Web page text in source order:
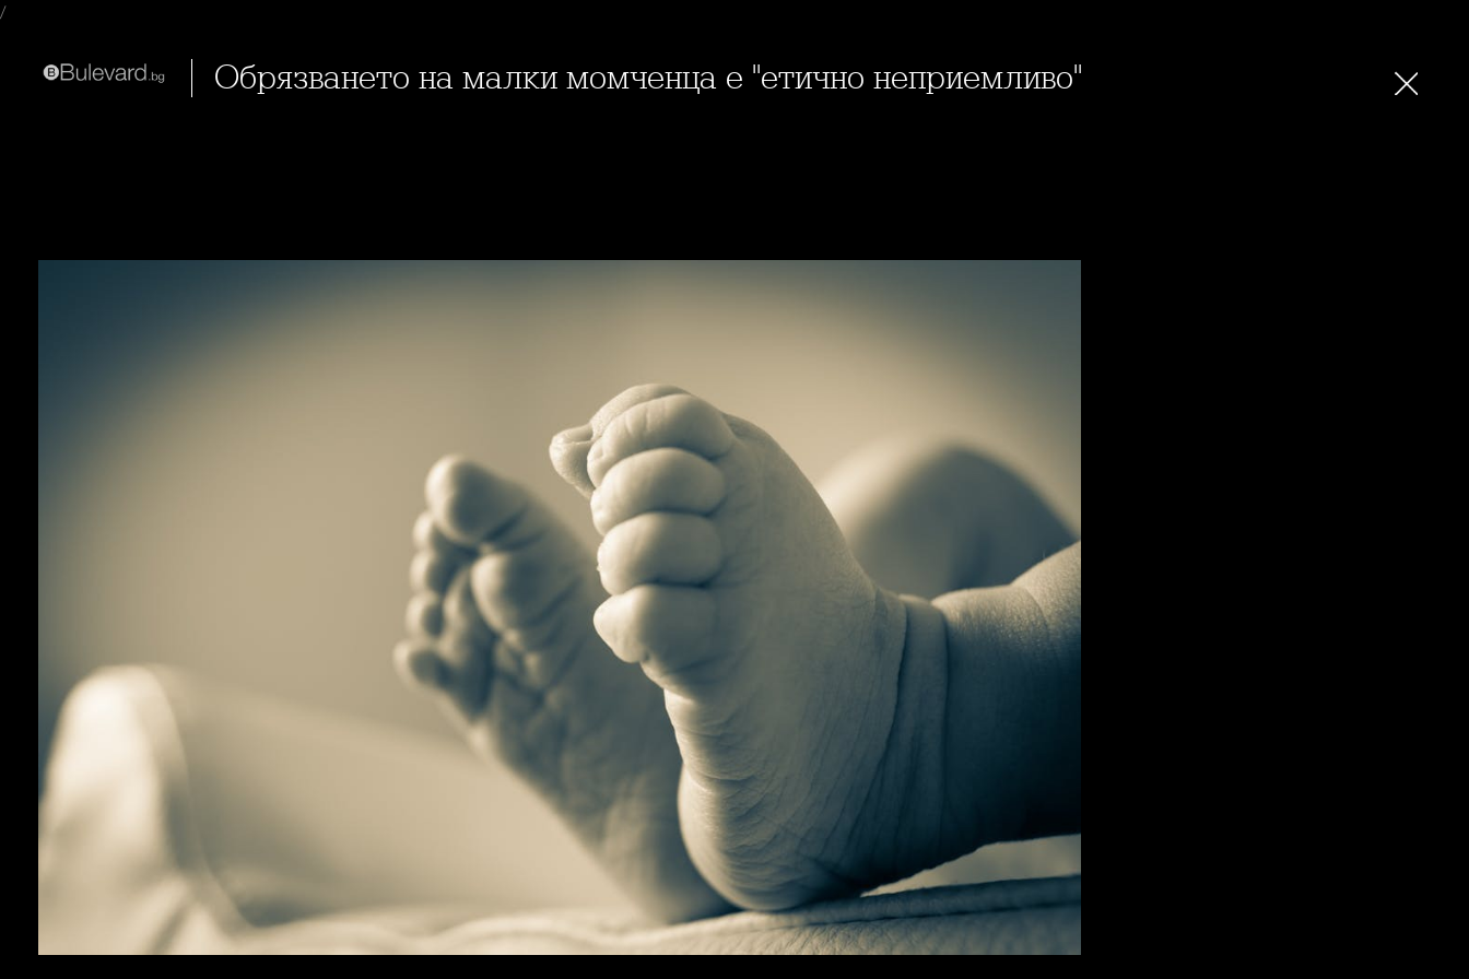
/
Обрязването на малки момченца е "етично неприемливо"